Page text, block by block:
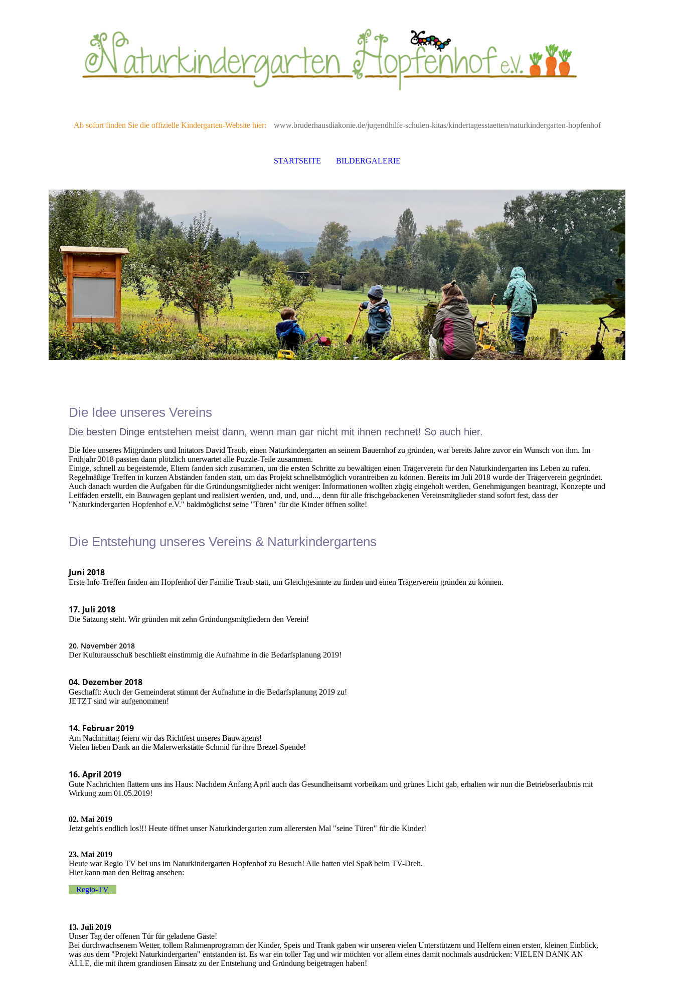
Ab sofort finden Sie die offizielle Kindergarten-Website hier: www.bruderhausdiakonie.de/jugendhilfe-schulen-kitas/kindertagesstaetten/naturkindergarten-hopfenhof
STARTSEITE BILDERGALERIE
Die Idee unseres Vereins
Die besten Dinge entstehen meist dann, wenn man gar nicht mit ihnen rechnet! So auch hier.
Die Idee unseres Mitgründers und Initators David Traub, einen Naturkindergarten an seinem Bauernhof zu gründen, war bereits Jahre zuvor ein Wunsch von ihm. Im
Frühjahr 2018 passten dann plötzlich unerwartet alle Puzzle-Teile zusammen.
Einige, schnell zu begeisternde, Eltern fanden sich zusammen, um die ersten Schritte zu bewältigen einen Trägerverein für den Naturkindergarten ins Leben zu rufen.
Regelmäßige Treffen in kurzen Abständen fanden statt, um das Projekt schnellstmöglich vorantreiben zu können. Bereits im Juli 2018 wurde der Trägerverein gegründet.
Auch danach wurden die Aufgaben für die Gründungsmitglieder nicht weniger: Informationen wollten zügig eingeholt werden, Genehmigungen beantragt, Konzepte und
Leitfäden erstellt, ein Bauwagen geplant und realisiert werden, und, und, und..., denn für alle frischgebackenen Vereinsmitglieder stand sofort fest, dass der
"Naturkindergarten Hopfenhof e.V." baldmöglichst seine "Türen" für die Kinder öffnen sollte!
Die Entstehung unseres Vereins & Naturkindergartens
Juni 2018
Erste Info-Treffen finden am Hopfenhof der Familie Traub statt, um Gleichgesinnte zu finden und einen Trägerverein gründen zu können.
17. Juli 2018
Die Satzung steht. Wir gründen mit zehn Gründungsmitgliedern den Verein!
20. November 2018
Der Kulturausschuß beschließt einstimmig die Aufnahme in die Bedarfsplanung 2019!
04. Dezember 2018
Geschafft: Auch der Gemeinderat stimmt der Aufnahme in die Bedarfsplanung 2019 zu!
JETZT sind wir aufgenommen!
14. Februar 2019
Am Nachmittag feiern wir das Richtfest unseres Bauwagens!
Vielen lieben Dank an die Malerwerkstätte Schmid für ihre Brezel-Spende!
16. April 2019
Gute Nachrichten flattern uns ins Haus: Nachdem Anfang April auch das Gesundheitsamt vorbeikam und grünes Licht gab, erhalten wir nun die Betriebserlaubnis mit
Wirkung zum 01.05.2019!
02. Mai 2019
Jetzt geht's endlich los!!! Heute öffnet unser Naturkindergarten zum allerersten Mal "seine Türen" für die Kinder!
23. Mai 2019
Heute war Regio TV bei uns im Naturkindergarten Hopfenhof zu Besuch! Alle hatten viel Spaß beim TV-Dreh.
Hier kann man den Beitrag ansehen:
Regio-TV
13. Juli 2019
Unser Tag der offenen Tür für geladene Gäste!
Bei durchwachsenem Wetter, tollem Rahmenprogramm der Kinder, Speis und Trank gaben wir unseren vielen Unterstützern und Helfern einen ersten, kleinen Einblick,
was aus dem "Projekt Naturkindergarten" entstanden ist. Es war ein toller Tag und wir möchten vor allem eines damit nochmals ausdrücken: VIELEN DANK AN
ALLE, die mit ihrem grandiosen Einsatz zu der Entstehung und Gründung beigetragen haben!